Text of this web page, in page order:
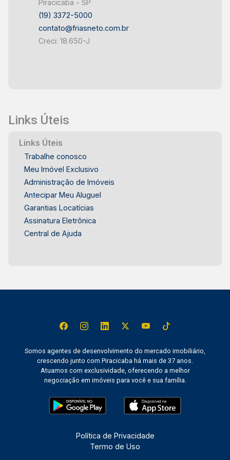
Piracicaba - SP
(19) 3372-5000
contato@friasneto.com.br
Creci: 18.650-J
Links Úteis
Links Úteis
Trabalhe conosco
Meu Imóvel Exclusivo
Administração de Imóveis
Antecipar Meu Aluguel
Garantias Locatícias
Assinatura Eletrônica
Central de Ajuda
Somos agentes de desenvolvimento do mercado imobiliário,
crescendo junto com Piracicaba há mais de 37 anos.
Atuamos com exclusividade, oferecendo a melhor
negociação em imóveis para você e sua família.
Política de Privacidade
Termo de Uso